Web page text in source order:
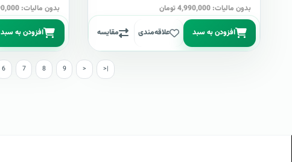
بدون مالیات: 4,990,000 تومان
افزودن به سبد علاقه‌مندی مقایسه
بدون مالیات: 4,990,000 تومان
افزودن به سبد
6 7 8 9 > >|